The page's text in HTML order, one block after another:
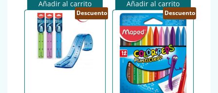
Añadir al carrito Añadir al carrito
Descuento Descuento